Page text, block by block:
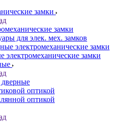
замки
замки
для элек. мех. замков
электромеханические замки
электромеханические замки
дверные
оптикой
оптикой